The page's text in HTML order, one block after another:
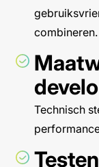
combineren.
Technisch